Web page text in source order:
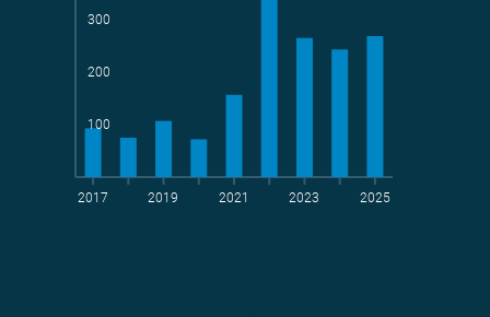
geradelte km
-Vermeidung
2017 2019 2021 2023 2025
100
200
300